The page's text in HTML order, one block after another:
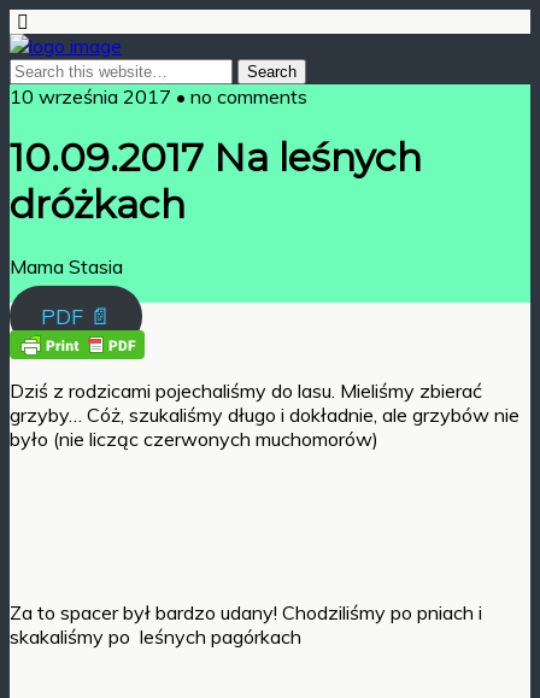
10 września 2017 • no comments
10.09.2017 Na leśnych
dróżkach
Mama Stasia
PDF 📄
Dziś z rodzicami pojechaliśmy do lasu. Mieliśmy zbierać
grzyby… Cóż, szukaliśmy długo i dokładnie, ale grzybów nie
było (nie licząc czerwonych muchomorów)
Za to spacer był bardzo udany! Chodziliśmy po pniach i
skakaliśmy po leśnych pagórkach